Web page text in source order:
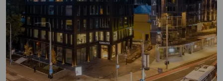
Kuni 200 m² uued büroopinnad Tallinna
südalinnas, soovi korral ka sisustatud. Köök
on valmis, et saaksid kohe alustada,
sissekolimine alates 01.07.2026.